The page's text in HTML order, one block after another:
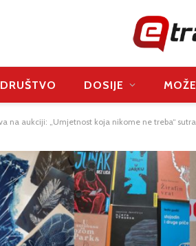
DRUŠTVO DOSIJE
na aukciji: „Umjetnost koja nikome ne treba“